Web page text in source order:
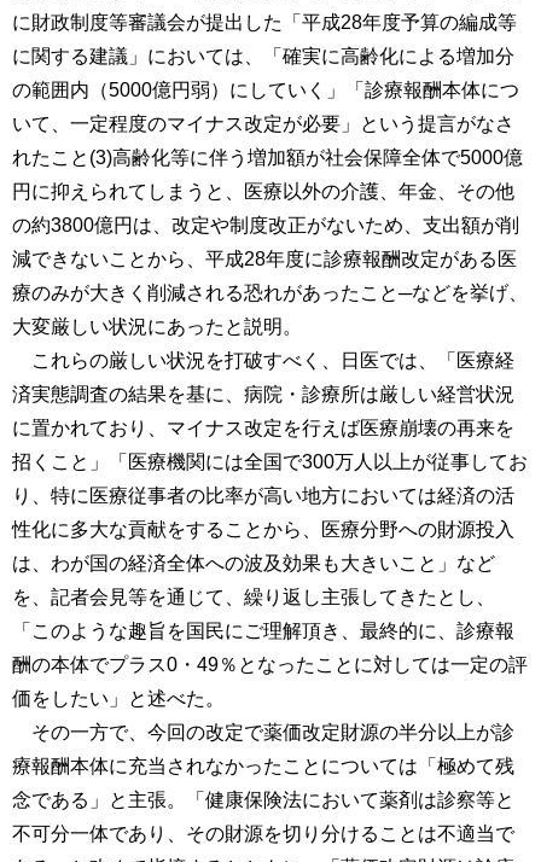
に財政制度等審議会が提出した「平成28年度予算の編成等
に関する建議」においては、「確実に高齢化による増加分
の範囲内（5000億円弱）にしていく」「診療報酬本体につ
いて、一定程度のマイナス改定が必要」という提言がなさ
れたこと(3)高齢化等に伴う増加額が社会保障全体で5000億
円に抑えられてしまうと、医療以外の介護、年金、その他
の約3800億円は、改定や制度改正がないため、支出額が削
減できないことから、平成28年度に診療報酬改定がある医
療のみが大きく削減される恐れがあったこと─などを挙げ、
大変厳しい状況にあったと説明。
これらの厳しい状況を打破すべく、日医では、「医療経
済実態調査の結果を基に、病院・診療所は厳しい経営状況
に置かれており、マイナス改定を行えば医療崩壊の再来を
招くこと」「医療機関には全国で300万人以上が従事してお
り、特に医療従事者の比率が高い地方においては経済の活
性化に多大な貢献をすることから、医療分野への財源投入
は、わが国の経済全体への波及効果も大きいこと」など
を、記者会見等を通じて、繰り返し主張してきたとし、
「このような趣旨を国民にご理解頂き、最終的に、診療報
酬の本体でプラス0・49％となったことに対しては一定の評
価をしたい」と述べた。
その一方で、今回の改定で薬価改定財源の半分以上が診
療報酬本体に充当されなかったことについては「極めて残
念である」と主張。「健康保険法において薬剤は診察等と
不可分一体であり、その財源を切り分けることは不適当で